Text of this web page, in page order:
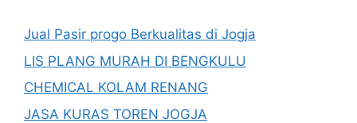
Jual Pasir progo Berkualitas di Jogja
LIS PLANG MURAH DI BENGKULU
CHEMICAL KOLAM RENANG
JASA KURAS TOREN JOGJA